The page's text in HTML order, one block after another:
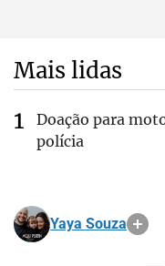
Mais lidas
Doação para
polícia
Yaya Souza